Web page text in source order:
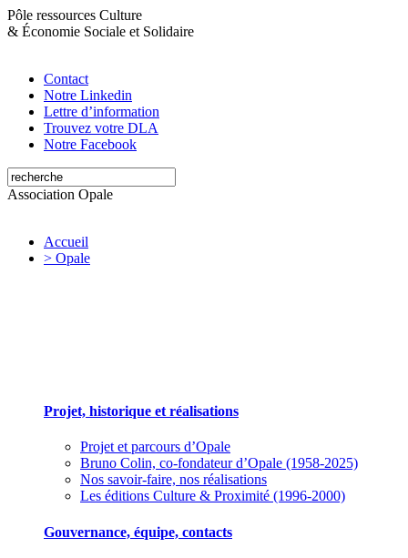
Pôle ressources Culture
& Économie Sociale et Solidaire
Contact
Notre Linkedin
Lettre d’information
Trouvez votre DLA
Notre Facebook
Association Opale
Accueil
> Opale
Projet, historique et réalisations
Projet et parcours d’Opale
Bruno Colin, co-fondateur d’Opale (1958-2025)
Nos savoir-faire, nos réalisations
Les éditions Culture & Proximité (1996-2000)
Gouvernance, équipe, contacts